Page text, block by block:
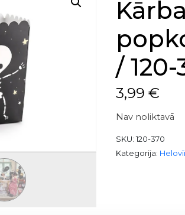
/ 120-
3,99 €
Nav noliktavā
SKU: 120-370
Kategorija: